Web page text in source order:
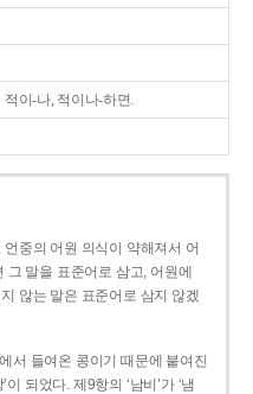
적이-나, 적이나-하면.
중의 어원 의식이 약해져서 어
말을 표준어로 삼고, 어원에
않는 말은 표준어로 삼지 않겠
서 들여온 콩이기 때문에 붙여진
되었다. 제9항의 ‘남비’가 ‘냄